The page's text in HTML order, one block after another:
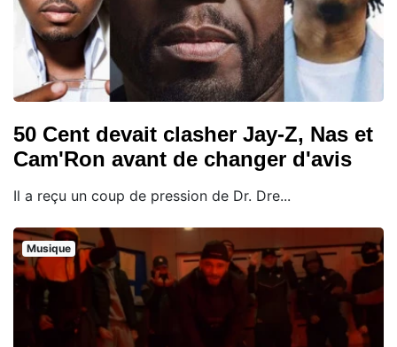
50 Cent devait clasher Jay-Z, Nas et
Cam'Ron avant de changer d'avis
Il a reçu un coup de pression de Dr. Dre...
Musique